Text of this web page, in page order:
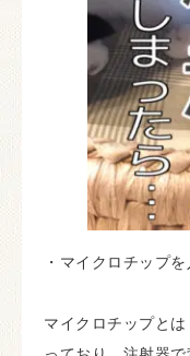
・マイクロチップ
マイクロチップと